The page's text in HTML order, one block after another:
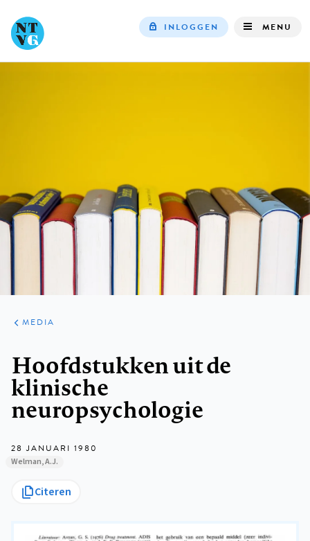
INLOGGEN MENU
ARTIKELEN
VARIA
MEDIA
Hoofdstukken uit de
klinische
neuropsychologie
28 JANUARI 1980
Welman, A.J.
Citeren